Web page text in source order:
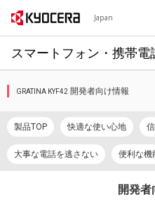
Japan
スマートフォン・携帯電
GRATINA KYF42 開発者向け情報
製品TOP 快適な使い心地
大事な電話を逃さない 便利な機
使い方ガイド
開発者